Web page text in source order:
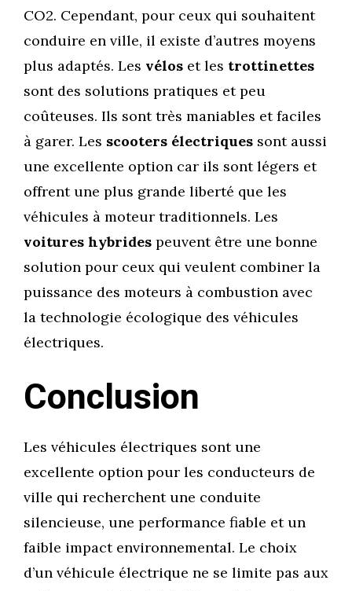
CO2. Cependant, pour ceux qui souhaitent
conduire en ville, il existe d’autres moyens
plus adaptés. Les vélos et les trottinettes
sont des solutions pratiques et peu
coûteuses. Ils sont très maniables et faciles
à garer. Les scooters électriques sont aussi
une excellente option car ils sont légers et
offrent une plus grande liberté que les
véhicules à moteur traditionnels. Les
voitures hybrides peuvent être une bonne
solution pour ceux qui veulent combiner la
puissance des moteurs à combustion avec
la technologie écologique des véhicules
électriques.
Conclusion
Les véhicules électriques sont une
excellente option pour les conducteurs de
ville qui recherchent une conduite
silencieuse, une performance fiable et un
faible impact environnemental. Le choix
d’un véhicule électrique ne se limite pas aux